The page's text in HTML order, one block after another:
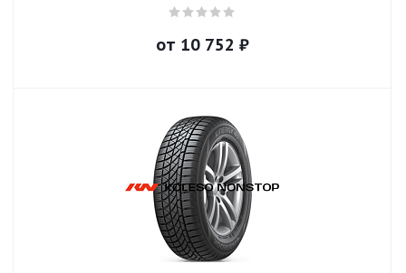
от 10 752 ₽